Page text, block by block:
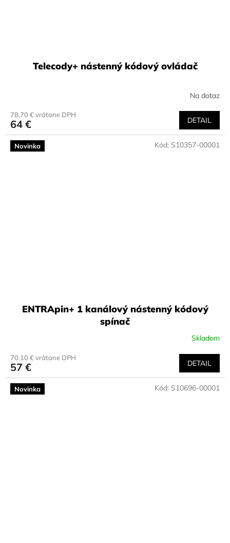
Telecody+ nástenný kódový ovládač
Na dotaz
78,70 € vrátane DPH
64 € DETAIL
Novinka
ENTRApin+ 1 kanálový nástenný kódový
spínač
Skladom
70,10 € vrátane DPH
57 € DETAIL
Kód: S10357-00001
Novinka Kód: S10696-00001